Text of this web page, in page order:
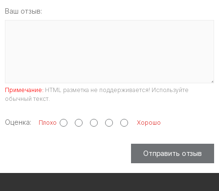
Ваш отзыв:
Примечание: HTML разметка не поддерживается! Используйте
обычный текст.
Оценка: Плохо Хорошо
Отправить отзыв